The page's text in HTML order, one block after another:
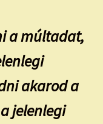
a múltadat,
akarod a
jelenlegi